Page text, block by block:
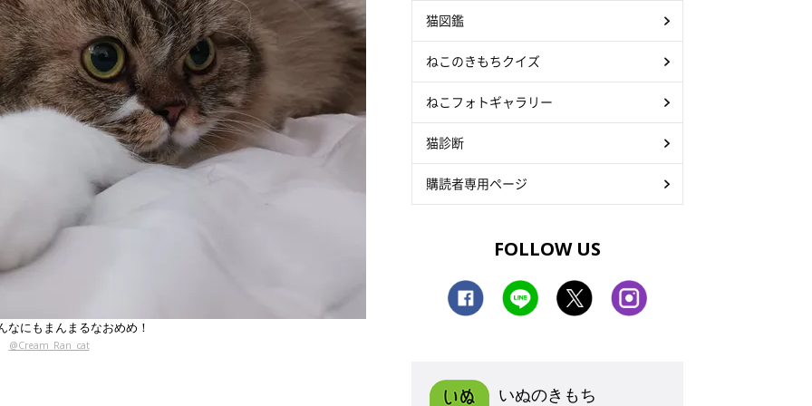
なにもまんまるなおめめ！
@Cream_Ran_cat
猫図鑑
ねこのきもちクイズ
ねこフォトギャラリー
猫診断
購読者専用ページ
FOLLOW US
いぬのきもち